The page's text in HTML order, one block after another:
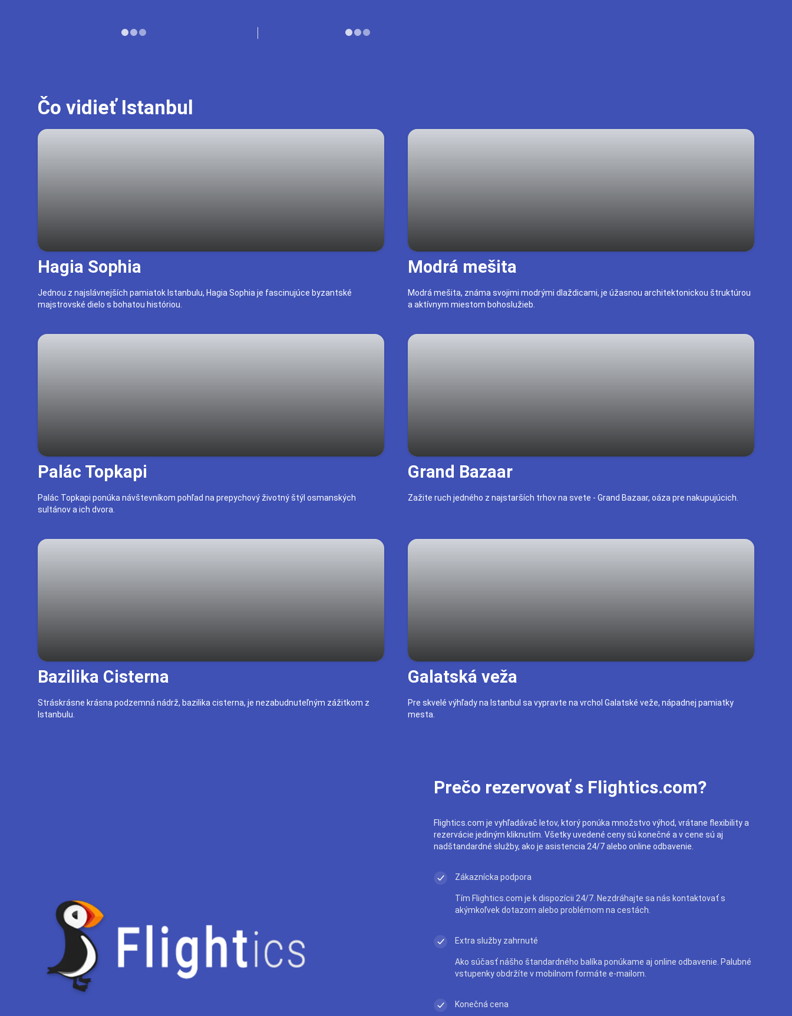
Čo vidieť Istanbul
Hagia Sophia
Jednou z najslávnejších pamiatok Istanbulu, Hagia Sophia je fascinujúce byzantské
majstrovské dielo s bohatou históriou.
Modrá mešita
Modrá mešita, známa svojimi modrými dlaždicami, je úžasnou architektonickou štruktúrou
a aktívnym miestom bohoslužieb.
Palác Topkapi
Palác Topkapi ponúka návštevníkom pohľad na prepychový životný štýl osmanských
sultánov a ich dvora.
Grand Bazaar
Zažite ruch jedného z najstarších trhov na svete - Grand Bazaar, oáza pre nakupujúcich.
Bazilika Cisterna
Stráskrásne krásna podzemná nádrž, bazilika cisterna, je nezabudnuteľným zážitkom z
Istanbulu.
Galatská veža
Pre skvelé výhľady na Istanbul sa vypravte na vrchol Galatské veže, nápadnej pamiatky
mesta.
Prečo rezervovať s Flightics.com?
Flightics.com je vyhľadávač letov, ktorý ponúka množstvo výhod, vrátane flexibility a
rezervácie jediným kliknutím. Všetky uvedené ceny sú konečné a v cene sú aj
nadštandardné služby, ako je asistencia 24/7 alebo online odbavenie.
Zákaznícka podpora
Tím Flightics.com je k dispozícii 24/7. Nezdráhajte sa nás kontaktovať s
akýmkoľvek dotazom alebo problémom na cestách.
Extra služby zahrnuté
Ako súčasť nášho štandardného balíka ponúkame aj online odbavenie. Palubné
vstupenky obdržíte v mobilnom formáte e-mailom.
Konečná cena